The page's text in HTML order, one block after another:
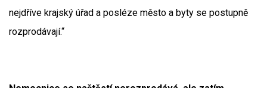
nejdříve krajský úřad a posléze město a byty se postupně
rozprodávají.“